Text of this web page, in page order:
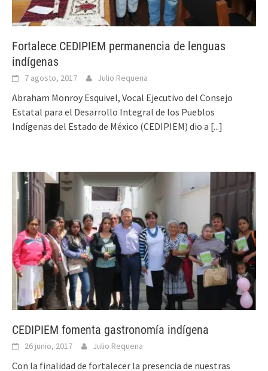
Fortalece CEDIPIEM permanencia de lenguas
indígenas
7 agosto, 2017 Julio Requena
Abraham Monroy Esquivel, Vocal Ejecutivo del Consejo
Estatal para el Desarrollo Integral de los Pueblos
Indígenas del Estado de México (CEDIPIEM) dio a [...]
CEDIPIEM fomenta gastronomía indígena
26 junio, 2017 Julio Requena
Con la finalidad de fortalecer la presencia de nuestras